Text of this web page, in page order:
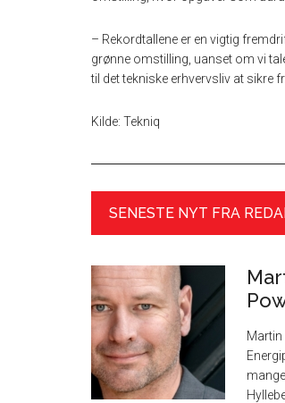
– Rekordtallene er en vigtig
grønne omstilling, uanset om vi
til det tekniske erhvervsliv at sikre
Kilde: Tekniq
SENESTE NYT FRA
Martin